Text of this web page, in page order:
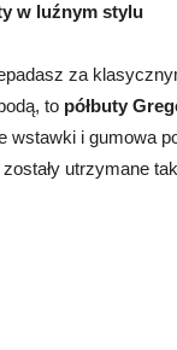
w luźnym stylu
za
to półbuty
wstawki i gumowa
utrzymane